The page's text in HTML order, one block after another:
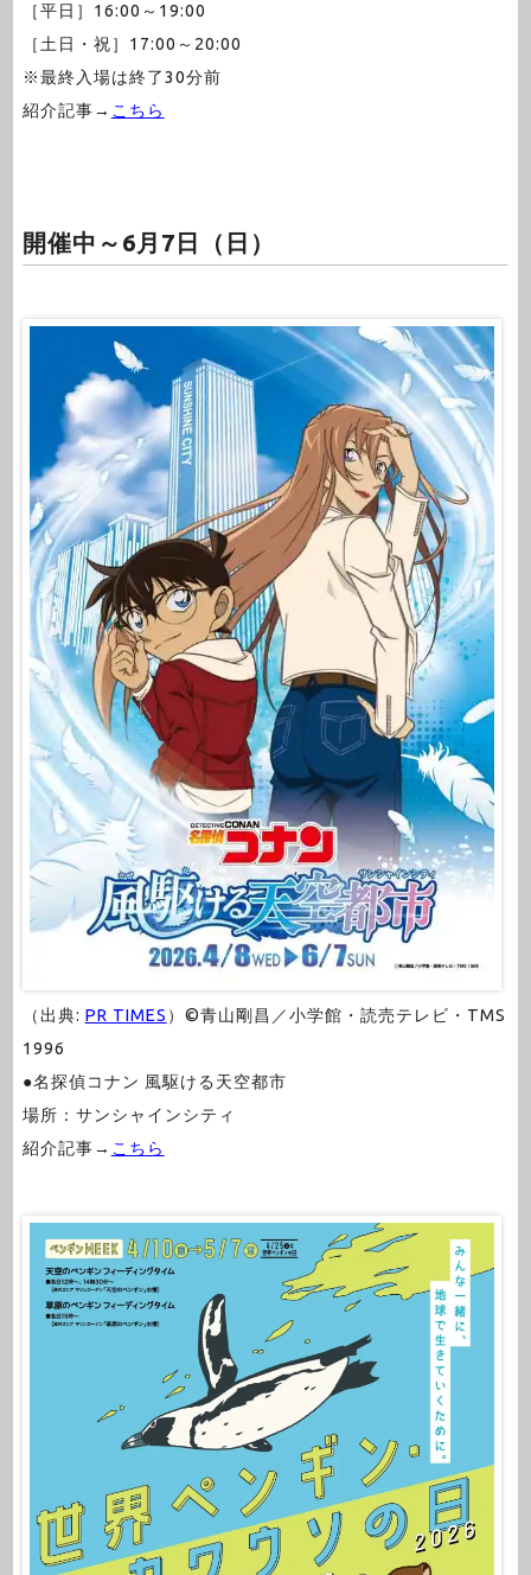
［平日］16:00～19:00
［土日・祝］17:00～20:00
※最終入場は終了30分前
紹介記事→ こちら
開催中～6月7日（日）
（出典: PR TIMES ）©青山剛昌／小学館・読売テレビ・TMS
1996
●名探偵コナン 風駆ける天空都市
場所：サンシャインシティ
紹介記事→ こちら